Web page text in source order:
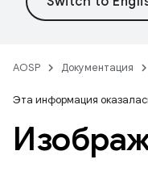
AOSP Документация
Эта информация